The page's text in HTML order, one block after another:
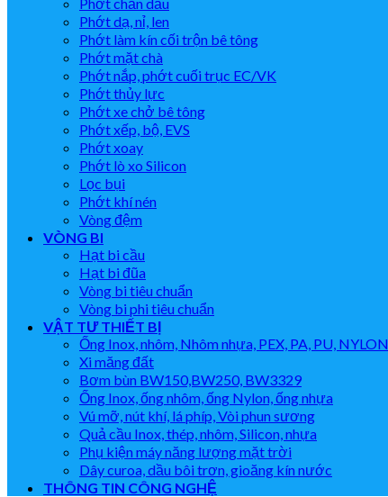
Phớt dạ, nỉ, len
Phớt làm kín cối trộn bê tông
Phớt mặt chà
Phớt nắp, phớt cuối trục EC/VK
Phớt thủy lực
Phớt xe chở bê tông
Phớt xếp, bộ, EVS
Phớt xoay
Phớt lò xo Silicon
Lọc bụi
Phớt khí nén
Vòng đệm
VÒNG BI
Hạt bi cầu
Hạt bi đũa
Vòng bi tiêu chuẩn
Vòng bi phi tiêu chuẩn
VẬT TƯ THIẾT BỊ
Ống Inox, nhôm, Nhôm nhựa, PEX, PA, PU, NYLON
Xi măng đất
Bơm bùn BW150,BW250, BW3329
Ống Inox, ống nhôm, ống Nylon, ống nhựa
Vú mỡ, nút khí, lá phíp, Vòi phun sương
Quả cầu Inox, thép, nhôm, Silicon, nhựa
Phụ kiện máy năng lượng mặt trời
Dây curoa, dầu bôi trơn, gioăng kín nước
THÔNG TIN CÔNG NGHỆ